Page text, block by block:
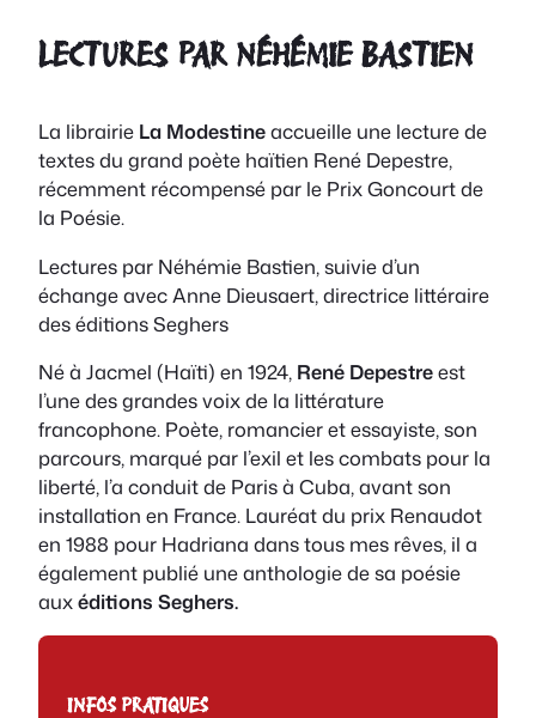
LECTURES PAR NÉHÉMIE BASTIEN
La librairie La Modestineaccueille une lecture de
textes du grand poète haïtien René Depestre,
récemment récompensé par le Prix Goncourt de
la Poésie.
Lectures par Néhémie Bastien, suivie d’un
échange avec Anne Dieusaert, directrice littéraire
des éditions Seghers
Né à Jacmel (Haïti) en 1924, René Depestreest
l’une des grandes voix de la littérature
francophone. Poète, romancier et essayiste, son
parcours, marqué par l’exil et les combats pour la
liberté, l’a conduit de Paris à Cuba, avant son
installation en France. Lauréat du prix Renaudot
en 1988 pour Hadriana dans tous mes rêves, il a
également publié une anthologie de sa poésie
auxéditions Seghers.
INFOS PRATIQUES